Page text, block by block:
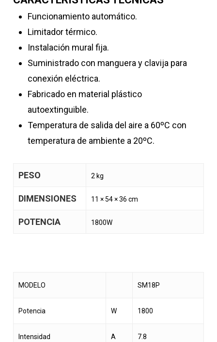
Funcionamiento automático.
Limitador térmico.
Instalación mural fija.
Suministrado con manguera y clavija para
conexión eléctrica.
Fabricado en material plástico
autoextinguible.
Temperatura de salida del aire a 60ºC con
temperatura de ambiente a 20ºC.
PESO 2 kg
DIMENSIONES 11 × 54 × 36 cm
POTENCIA 1800W
MODELO SM18P
Potencia W 1800
Intensidad A 7.8